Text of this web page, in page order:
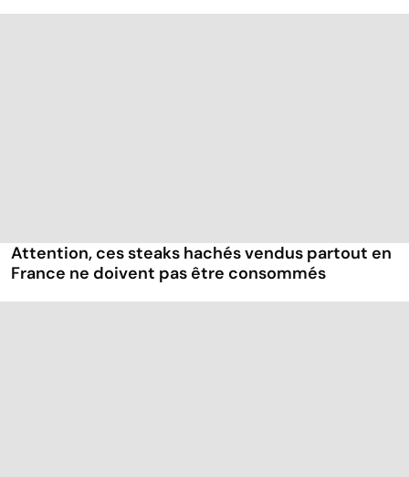
Attention, ces steaks hachés vendus partout en
France ne doivent pas être consommés